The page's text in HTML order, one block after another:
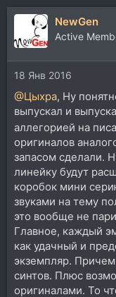
а
и
и
:
NewGen
Active
18 Янв 2016
@Цыхра, Ну
выпускал и
аллегорией на
оригиналов
запасом сделали.
линейку будут
коробок мини
звуками на тему
это вообще не
Главное, каждый
как удачный и
экземпляр.
синтов. Плюс
оригиналами. То